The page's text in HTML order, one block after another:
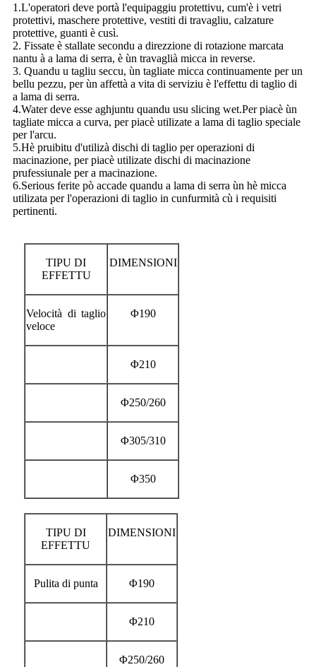
1.L'operatori deve portà l'equipaggiu protettivu, cum'è i vetri
protettivi, maschere protettive, vestiti di travagliu, calzature
protettive, guanti è cusì.
2. Fissate è stallate secondu a direzzione di rotazione marcata
nantu à a lama di serra, è ùn travaglià micca in reverse.
3. Quandu u tagliu seccu, ùn tagliate micca continuamente per un
bellu pezzu, per ùn affettà a vita di serviziu è l'effettu di taglio di
a lama di serra.
4.Water deve esse aghjuntu quandu usu slicing wet.Per piacè ùn
tagliate micca a curva, per piacè utilizate a lama di taglio speciale
per l'arcu.
5.Hè pruibitu d'utilizà dischi di taglio per operazioni di
macinazione, per piacè utilizate dischi di macinazione
prufessiunale per a macinazione.
6.Serious ferite pò accade quandu a lama di serra ùn hè micca
utilizata per l'operazioni di taglio in cunfurmità cù i requisiti
pertinenti.
TIPU DI
EFFETTU
DIMENSIONI
Velocità di taglio
veloce
Φ190
Φ210
Φ250/260
Φ305/310
Φ350
TIPU DI
EFFETTU
DIMENSIONI
Pulita di punta Φ190
Φ210
Φ250/260